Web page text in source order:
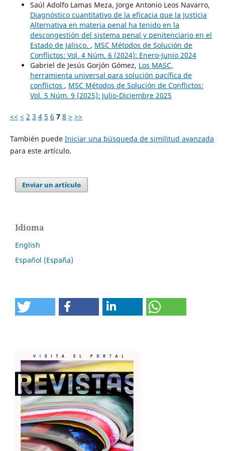
Saúl Adolfo Lamas Meza, Jorge Antonio Leos Navarro,
Diagnóstico cuantitativo de la eficacia que la Justicia
Alternativa en materia penal ha tenido en la
descongestión del sistema penal y penitenciario en el
Estado de Jalisco. , MSC Métodos de Solución de
Conflictos: Vol. 4 Núm. 6 (2024): Enero-Junio 2024
Gabriel de Jesús Gorjón Gómez, Los MASC,
herramienta universal para solución pacífica de
conflictos , MSC Métodos de Solución de Conflictos:
Vol. 5 Núm. 9 (2025): Julio-Diciembre 2025
<< < 2 3 4 5 6 7 8 > >>
También puede Iniciar una búsqueda de similitud avanzada
para este artículo.
Enviar un artículo
Idioma
English
Español (España)